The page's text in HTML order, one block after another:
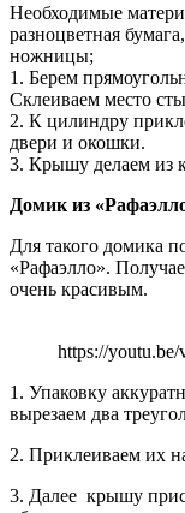
Необходимые
разноцветная
ножницы;
1. Берем
Склеиваем место
2. К цилиндру
двери и окошки.
3. Крышу делаем из
Домик из
Для такого домика
«Рафаэлло».
очень красивым.
https://
1. Упаковку
вырезаем два
2. Приклеиваем их
3. Далее крышу